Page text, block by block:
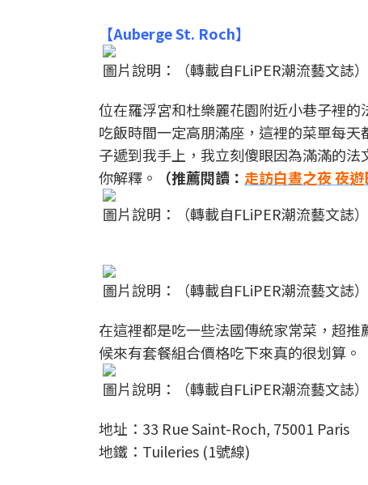
【Auberge St. Roch】
圖片說明：（轉載自FLiPER潮流藝文誌）
位在羅浮宮和杜樂麗花園附近小巷子裡
吃飯時間一定高朋滿座，這裡的菜單每
子遞到我手上，我立刻傻眼因為滿滿的
你解釋。
（推薦閱讀： 走訪白晝之夜 夜
圖片說明：（轉載自FLiPER潮流藝文誌）
圖片說明：（轉載自FLiPER潮流藝文誌）
在這裡都是吃一些法國傳統家常菜，超
候來有套餐組合價格吃下來真的很划算。
圖片說明：（轉載自FLiPER潮流藝文誌）
地址：33 Rue Saint-Roch, 75001 Paris
地鐵：Tuileries (1號線)